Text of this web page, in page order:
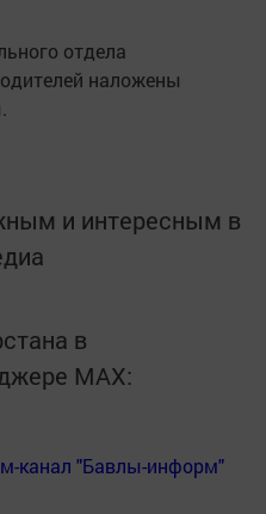
отдела
наложены
и интересным в
в
MАХ:
канал "Бавлы-информ"